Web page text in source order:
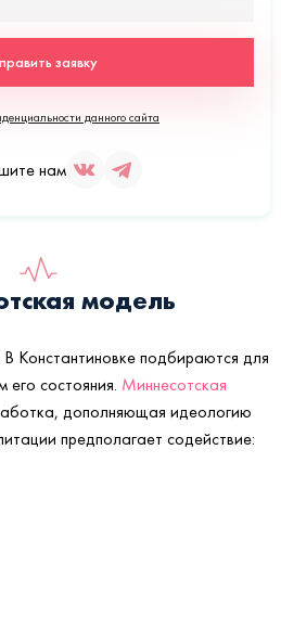
заявку
данного сайта
нам
модель
Константиновке подбираются для
его состояния. Миннесотская
дополняющая идеологию
предполагает содействие: